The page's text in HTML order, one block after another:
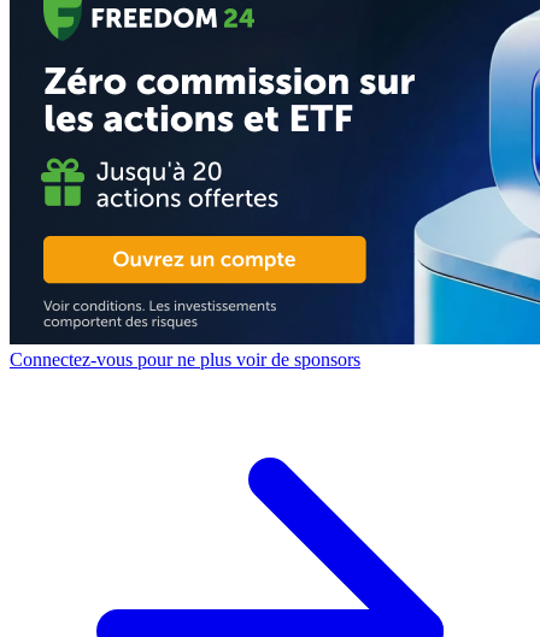
Connectez-vous pour ne plus voir de sponsors